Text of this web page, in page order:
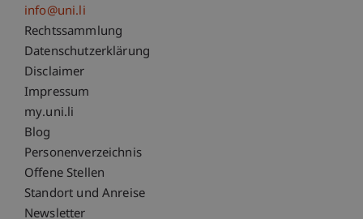
info@uni.li
Fußzeile Rechtliche Hinweise
Rechtssammlung
Datenschutzerklärung
Disclaimer
Impressum
Fußzeile Subdomain-Verzeichnis
my.uni.li
Blog
Personenverzeichnis
Offene Stellen
Standort und Anreise
Newsletter